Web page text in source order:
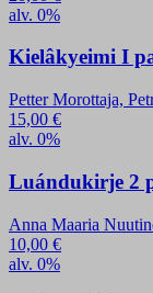
alv. 0%
Kielâkyeimi I
Petter Morottaja,
15,00 €
alv. 0%
Luándukirje 2
Anna Maaria
10,00 €
alv. 0%